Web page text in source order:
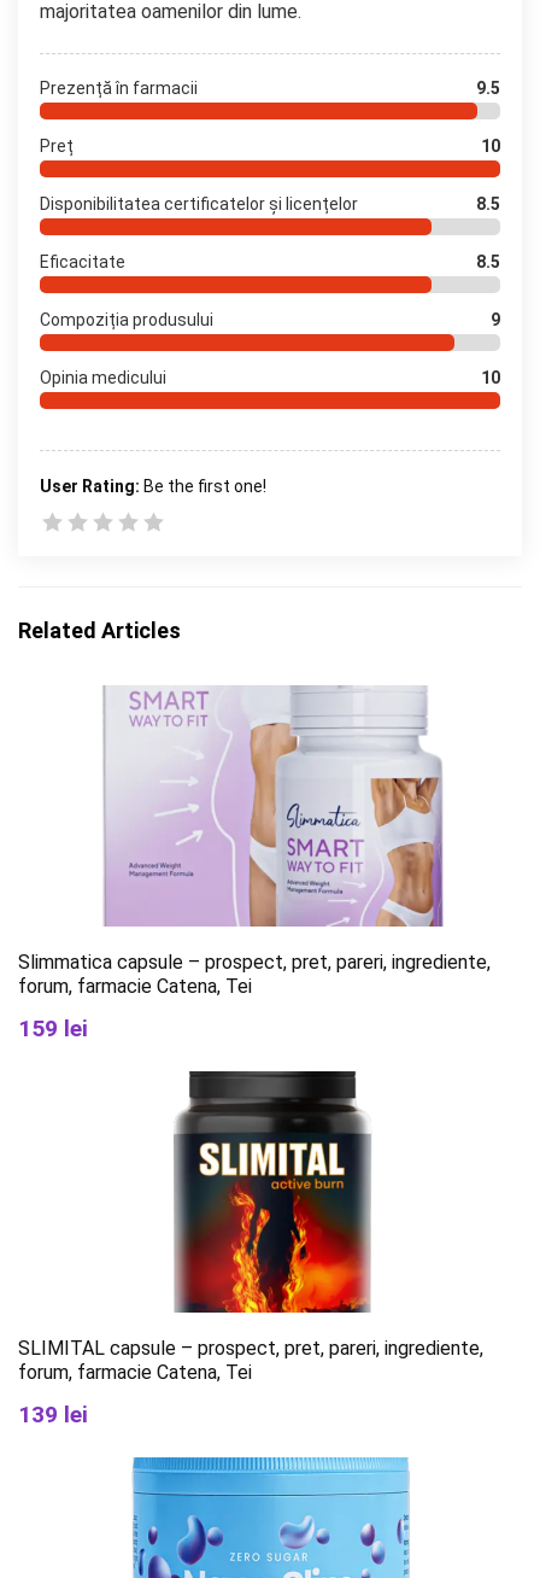
majoritatea oamenilor din lume.
Prezență în farmacii 9.5
Preț 10
Disponibilitatea certificatelor și licențelor 8.5
Eficacitate 8.5
Compoziția produsului 9
Opinia medicului 10
User Rating: Be the first one!
Related Articles
Slimmatica capsule – prospect, pret, pareri, ingrediente,
forum, farmacie Catena, Tei
159 lei
SLIMITAL capsule – prospect, pret, pareri, ingrediente,
forum, farmacie Catena, Tei
139 lei